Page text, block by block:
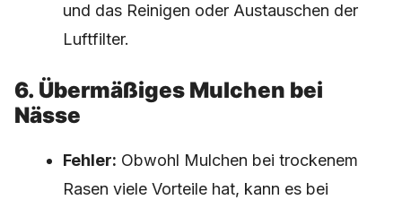
und das Reinigen oder Austauschen der
Luftfilter.
6. Übermäßiges Mulchen bei
Nässe
Fehler: Obwohl Mulchen bei trockenem
Rasen viele Vorteile hat, kann es bei